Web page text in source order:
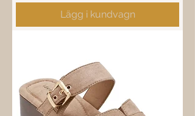
Lägg i kundvagn